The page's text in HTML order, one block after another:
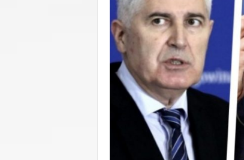
C